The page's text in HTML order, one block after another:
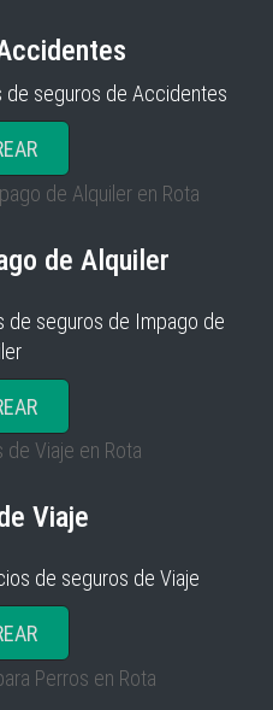
de seguros de Accidentes
de Alquiler
de seguros de Impago de
Viaje
de seguros de Viaje